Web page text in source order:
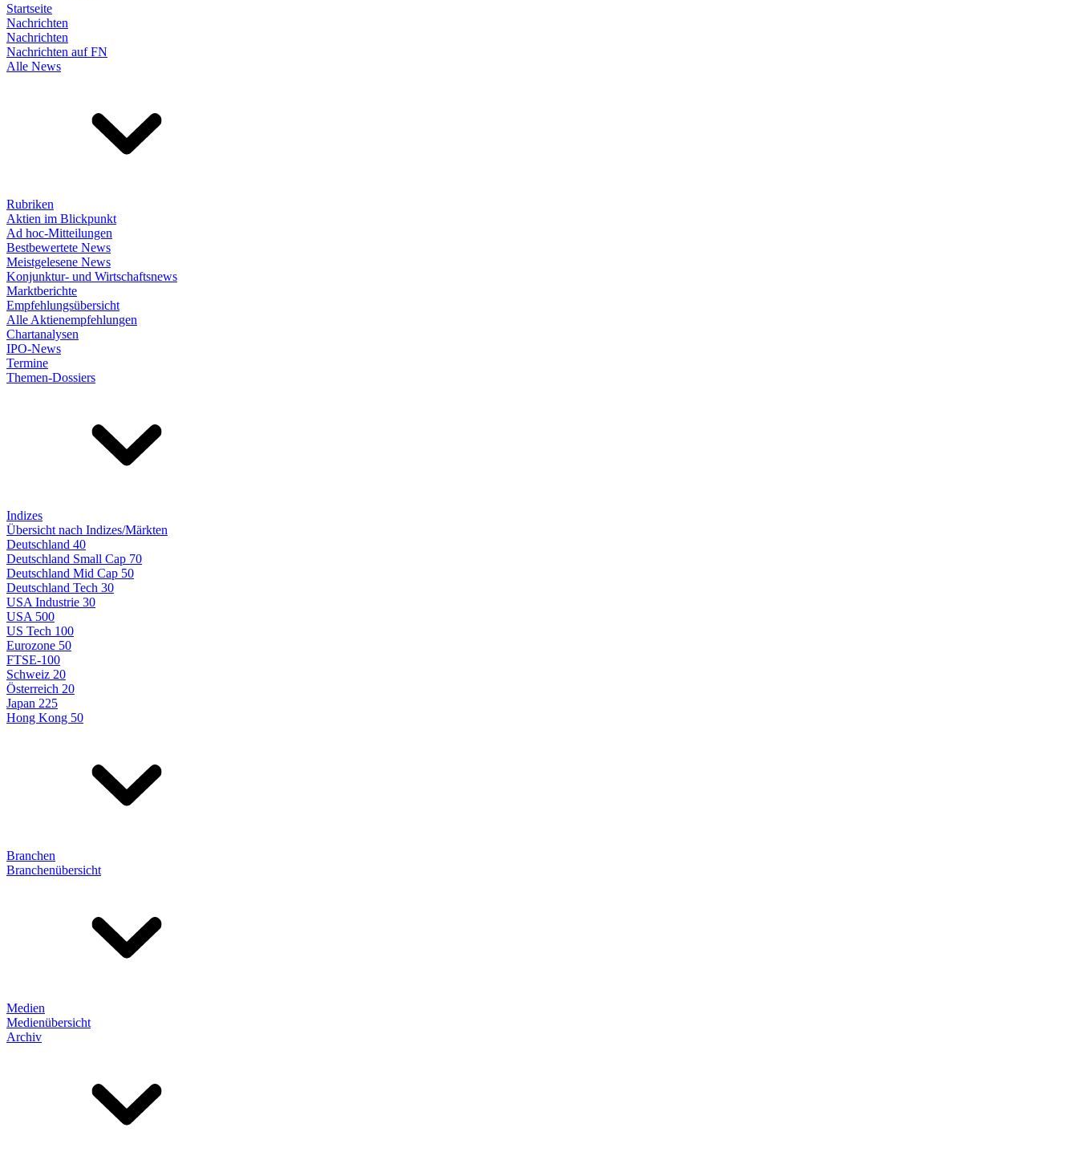
Startseite
Nachrichten
Nachrichten
Nachrichten auf FN
Alle News
Rubriken
Aktien im Blickpunkt
Ad hoc-Mitteilungen
Bestbewertete News
Meistgelesene News
Konjunktur- und Wirtschaftsnews
Marktberichte
Empfehlungsübersicht
Alle Aktienempfehlungen
Chartanalysen
IPO-News
Termine
Themen-Dossiers
Indizes
Übersicht nach Indizes/Märkten
Deutschland 40
Deutschland Small Cap 70
Deutschland Mid Cap 50
Deutschland Tech 30
USA Industrie 30
USA 500
US Tech 100
Eurozone 50
FTSE-100
Schweiz 20
Österreich 20
Japan 225
Hong Kong 50
Branchen
Branchenübersicht
Medien
Medienübersicht
Archiv